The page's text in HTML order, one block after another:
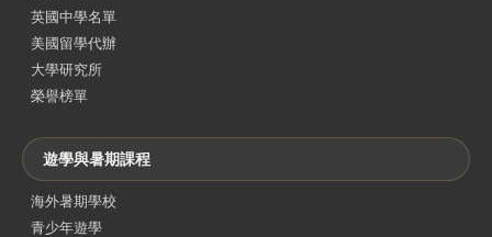
英國中學名單
美國留學代辦
大學研究所
榮譽榜單
遊學與暑期課程
海外暑期學校
青少年遊學